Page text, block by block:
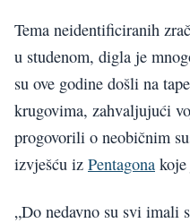
Tema neidentificiranih
u studenom, digla je
su ove godine došli na
krugovima, zahvaljujući
progovorili o neobičnim
izvješću iz Pentagona
„Do nedavno su svi imali